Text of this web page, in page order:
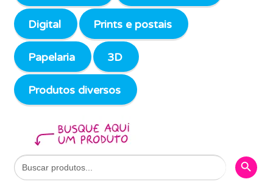
Digital Prints e postais
Papelaria 3D
Produtos diversos
Search
for:
Search